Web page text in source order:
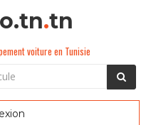
.tn
voiture en Tunisie